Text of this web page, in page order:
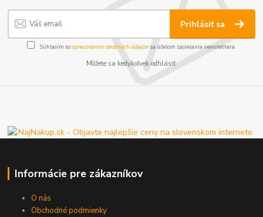
Prihlásiť sa
Súhlasím sospracovaním osobných údajov za účelom zasielania newslettera.
Môžete sa kedykoľvek odhlásiť.
Informácie pre zákazníkov
O nás
Obchodné podmienky